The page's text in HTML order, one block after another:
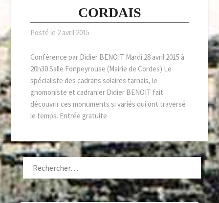
CORDAIS
Posté le 2 avril 2015
Conférence par Didier BENOIT Mardi 28 avril 2015 à
20h30 Salle Fonpeyrouse (Mairie de Cordes) Le
spécialiste des cadrans solaires tarnais, le
gnomoniste et cadranier Didier BENOIT fait
découvrir ces monuments si variés qui ont traversé
le temps. Entrée gratuite
RECHERCHER :